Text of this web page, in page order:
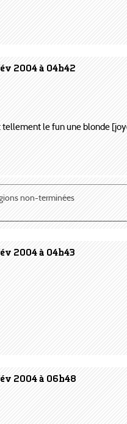
2004 à 04h42
tellement le fun une blonde
non-terminées
2004 à 04h43
2004 à 06h48